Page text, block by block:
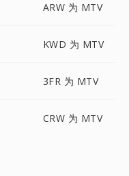
ARW 为 MTV
KWD 为 MTV
3FR 为 MTV
CRW 为 MTV